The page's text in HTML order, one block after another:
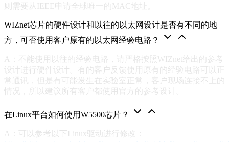
则需要从IEEE申请全球唯一的MAC地址。
WIZnet芯片的硬件设计和以往的以太网设计是否有不同的地
方，可否使用客户原有的以太网经验电路？
A：不能使用以往的经验电路，请严格按照WIZnet给出的参考
设计进行硬件设计。有的客户反馈使用原有的经验电路可以正
常通讯，但是有可能发生在实验室正常，客户现场连接不上的
情况，所以建议所有客户都使用官方的参考设计。
在Linux平台如何使用W5500芯片？
A：可以参考以下Linux驱动进行修改：